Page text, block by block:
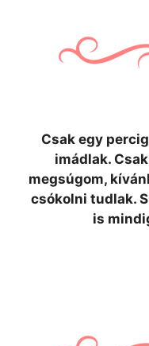
Csak egy
imádlak.
megsúgom,
csókolni tudlak.
is